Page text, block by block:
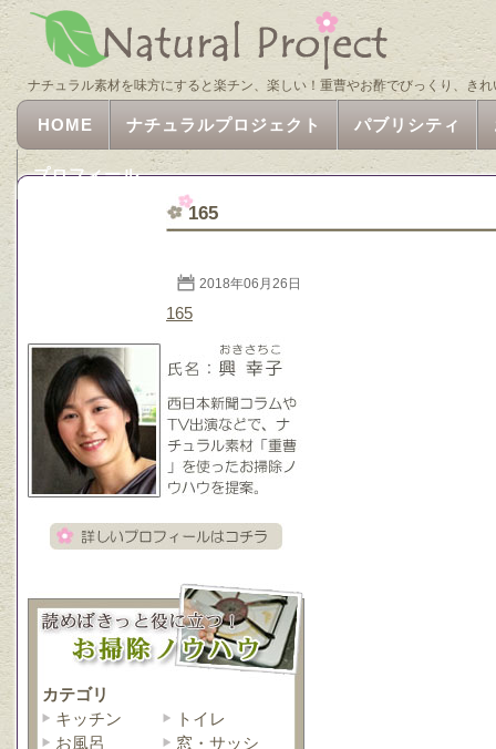
ナチュラル素材を味方にすると楽チン、楽しい！重曹やお酢でびっくり、きれ
HOME ナチュラルプロジェクト パブリシティ
プロフィール
165
2018年06月26日
165
カテゴリ
キッチン
トイレ
お風呂
窓・サッシ